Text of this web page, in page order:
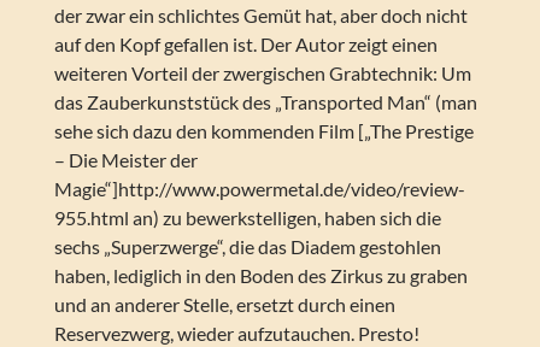
der zwar ein schlichtes Gemüt hat, aber doch nicht
auf den Kopf gefallen ist. Der Autor zeigt einen
weiteren Vorteil der zwergischen Grabtechnik: Um
das Zauberkunststück des „Transported Man“ (man
sehe sich dazu den kommenden Film [„The Prestige
– Die Meister der
Magie“]http://www.powermetal.de/video/review-
955.html an) zu bewerkstelligen, haben sich die
sechs „Superzwerge“, die das Diadem gestohlen
haben, lediglich in den Boden des Zirkus zu graben
und an anderer Stelle, ersetzt durch einen
Reservezwerg, wieder aufzutauchen. Presto!